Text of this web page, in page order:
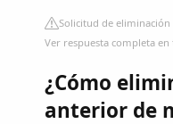
Solicitud de eliminación
Ver respuesta completa
¿Cómo
anterior de